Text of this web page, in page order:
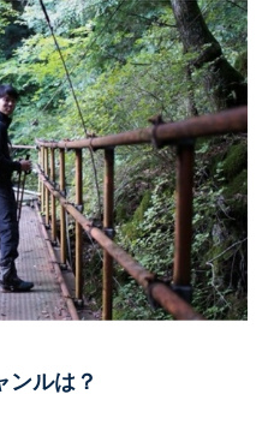
ンルは？